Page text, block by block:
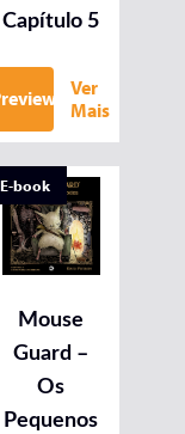
Capítulo 5
Ver
Mais
E-book
Mouse
Guard –
Os
Pequenos